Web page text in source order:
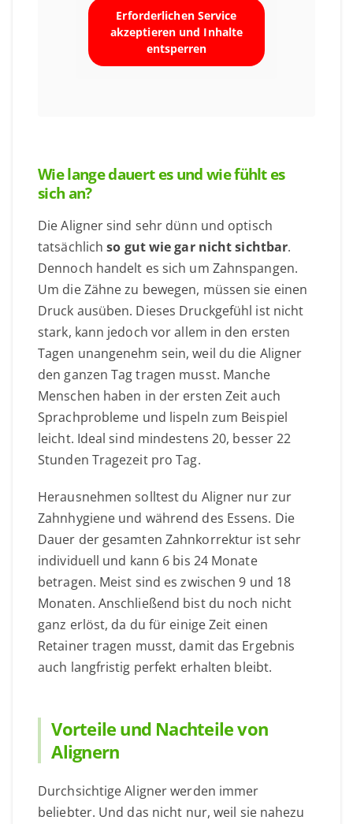
Erforderlichen Service
akzeptieren und Inhalte
entsperren
Wie lange dauert es und wie fühlt es
sich an?
Die Aligner sind sehr dünn und optisch
tatsächlichso gut wie gar nicht sichtbar.
Dennoch handelt es sich um Zahnspangen.
Um die Zähne zu bewegen, müssen sie einen
Druck ausüben. Dieses Druckgefühl ist nicht
stark, kann jedoch vor allem in den ersten
Tagen unangenehm sein, weil du die Aligner
den ganzen Tag tragen musst. Manche
Menschen haben in der ersten Zeit auch
Sprachprobleme und lispeln zum Beispiel
leicht. Ideal sind mindestens 20, besser 22
Stunden Tragezeit pro Tag.
Herausnehmen solltest du Aligner nur zur
Zahnhygiene und während des Essens. Die
Dauer der gesamten Zahnkorrektur ist sehr
individuell und kann 6 bis 24 Monate
betragen. Meist sind es zwischen 9 und 18
Monaten. Anschließend bist du noch nicht
ganz erlöst, da du für einige Zeit einen
Retainer tragen musst, damit das Ergebnis
auch langfristig perfekt erhalten bleibt.
Vorteile und Nachteile von
Alignern
Durchsichtige Aligner werden immer
beliebter. Und das nicht nur, weil sie nahezu